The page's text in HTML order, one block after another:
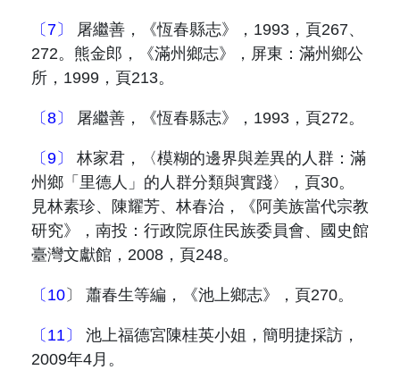
〔7〕 屠繼善，《恆春縣志》， 1993 ，頁267、
272。熊金郎，《滿州鄉志》，屏東：滿州鄉公
所， 1999 ，頁213。
〔8〕 屠繼善，《恆春縣志》， 1993 ，頁272。
〔9〕
林家君，〈模糊的邊界與差異的人群：滿
州鄉「里德人」的人群分類與實踐〉，頁30。
見林素珍、陳耀芳、林春治，《阿美族當代宗教
研究》，南投：行政院原住民族委員會、國史館
臺灣文獻館， 2008 ，頁248。
〔10 〕 蕭春生等編，《池上鄉志》，頁270。
〔11〕
池上福德宮陳桂英小姐，簡明捷採訪，
2009年4月。